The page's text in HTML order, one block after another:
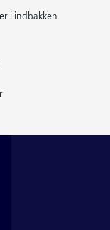
i indbakken